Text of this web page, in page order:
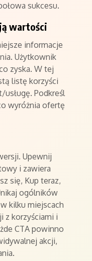
sukcesu.
wartości
informacje
Użytkownik
zyska. W tej
listę korzyści
Podkreśl
wyróżnia ofertę
Upewnij
i zawiera
się, Kup teraz,
ogólników
kilku miejscach
z korzyściami i
CTA powinno
akcji,